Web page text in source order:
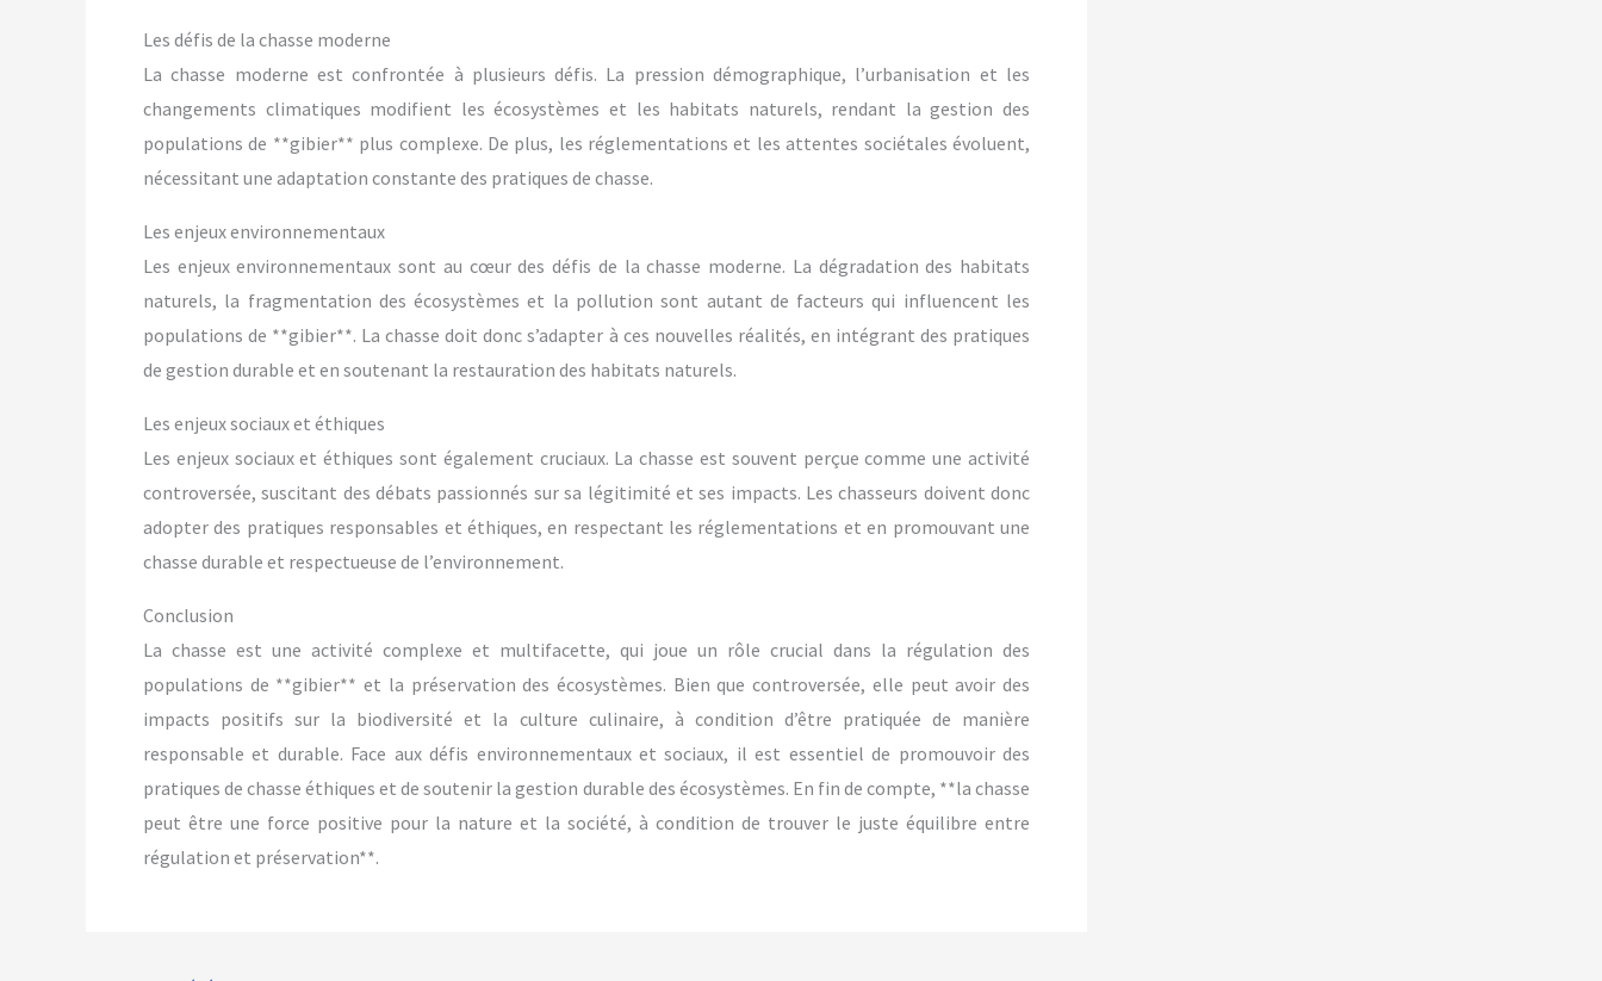
Les défis de la chasse moderne
La chasse moderne est confrontée à plusieurs défis. La pression démographique, l’urbanisation et les
changements climatiques modifient les écosystèmes et les habitats naturels, rendant la gestion des
populations de **gibier** plus complexe. De plus, les réglementations et les attentes sociétales évoluent,
nécessitant une adaptation constante des pratiques de chasse.
Les enjeux environnementaux
Les enjeux environnementaux sont au cœur des défis de la chasse moderne. La dégradation des habitats
naturels, la fragmentation des écosystèmes et la pollution sont autant de facteurs qui influencent les
populations de **gibier**. La chasse doit donc s’adapter à ces nouvelles réalités, en intégrant des pratiques
de gestion durable et en soutenant la restauration des habitats naturels.
Les enjeux sociaux et éthiques
Les enjeux sociaux et éthiques sont également cruciaux. La chasse est souvent perçue comme une activité
controversée, suscitant des débats passionnés sur sa légitimité et ses impacts. Les chasseurs doivent donc
adopter des pratiques responsables et éthiques, en respectant les réglementations et en promouvant une
chasse durable et respectueuse de l’environnement.
Conclusion
La chasse est une activité complexe et multifacette, qui joue un rôle crucial dans la régulation des
populations de **gibier** et la préservation des écosystèmes. Bien que controversée, elle peut avoir des
impacts positifs sur la biodiversité et la culture culinaire, à condition d’être pratiquée de manière
responsable et durable. Face aux défis environnementaux et sociaux, il est essentiel de promouvoir des
pratiques de chasse éthiques et de soutenir la gestion durable des écosystèmes. En fin de compte, **la chasse
peut être une force positive pour la nature et la société, à condition de trouver le juste équilibre entre
régulation et préservation**.